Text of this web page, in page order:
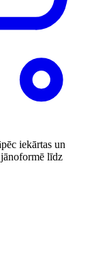
iekārtas un
līdz